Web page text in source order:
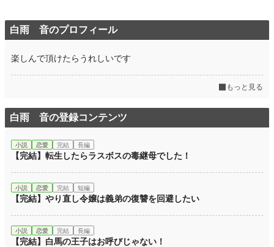
白雨 音のプロフィール
楽しんで頂けたらうれしいです
もっと見る
白雨 音の登録コンテンツ
小説 恋愛 完結 長編
【完結】転生したらラスボスの毒継母でした！
小説 恋愛 完結 短編
【完結】やり直し令嬢は義弟の復讐を回避したい
小説 恋愛 完結 長編
【完結】白馬の王子はお呼びじゃない！